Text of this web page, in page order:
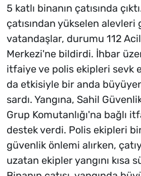
5 katlı binanın çatısında
çatısından yükselen alevleri
vatandaşlar, durumu 112 Acil
Merkezi'ne bildirdi. İhbar
itfaiye ve polis ekipleri sevk
da etkisiyle bir anda
sardı. Yangına, Sahil
Grup Komutanlığı'na bağlı
destek verdi. Polis ekipleri
güvenlik önlemi alırken,
uzatan ekipler yangını kısa